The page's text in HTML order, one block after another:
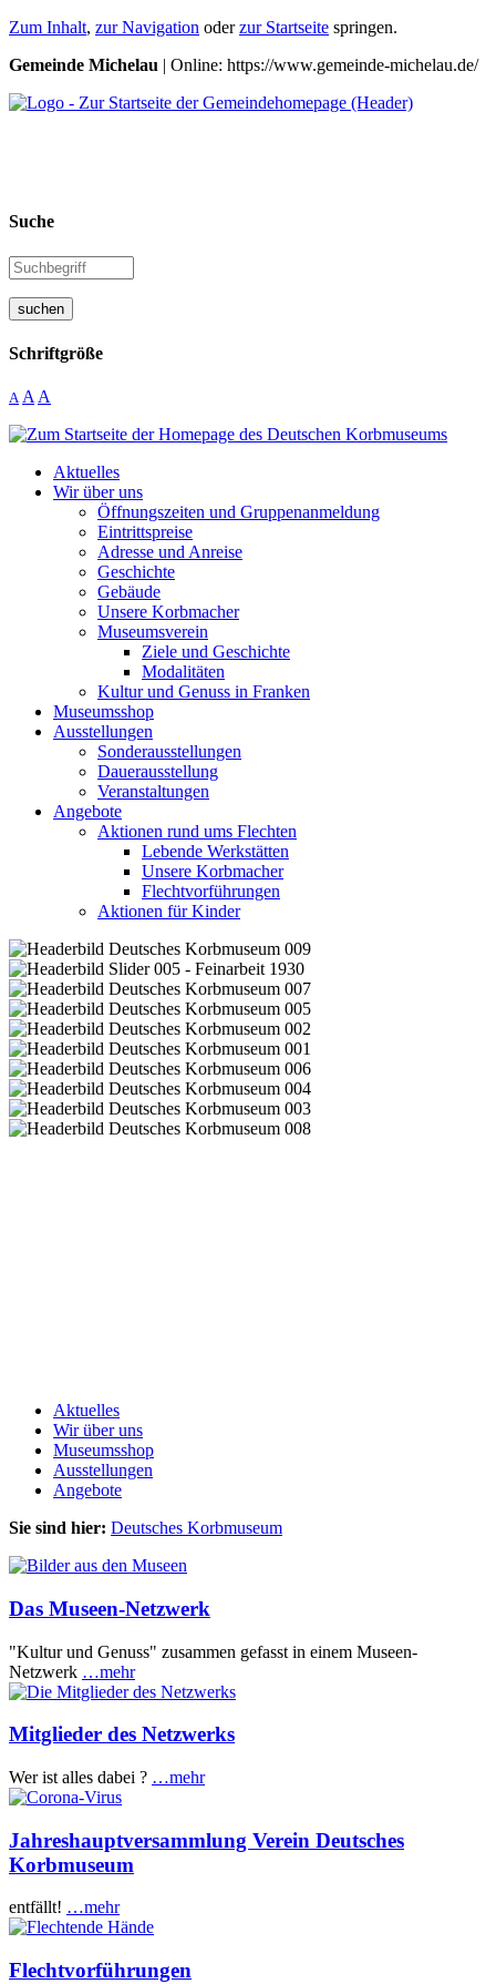
Zum Inhalt, zur Navigation oderzur Startseite springen.
Gemeinde Michelau | Online: https://www.gemeinde-michelau.de/
Suche
suchen
Schriftgröße
A A A
Aktuelles
Wir über uns
Öffnungszeiten und Gruppenanmeldung
Eintrittspreise
Adresse und Anreise
Geschichte
Gebäude
Unsere Korbmacher
Museumsverein
Ziele und Geschichte
Modalitäten
Kultur und Genuss in Franken
Museumsshop
Ausstellungen
Sonderausstellungen
Dauerausstellung
Veranstaltungen
Angebote
Aktionen rund ums Flechten
Lebende Werkstätten
Unsere Korbmacher
Flechtvorführungen
Aktionen für Kinder
Aktuelles
Wir über uns
Museumsshop
Ausstellungen
Angebote
Sie sind hier: Deutsches Korbmuseum
Das Museen-Netzwerk
"Kultur und Genuss" zusammen gefasst in einem Museen-
Netzwerk …mehr
Mitglieder des Netzwerks
Wer ist alles dabei ? …mehr
Jahreshauptversammlung Verein Deutsches
Korbmuseum
entfällt! …mehr
Flechtvorführungen